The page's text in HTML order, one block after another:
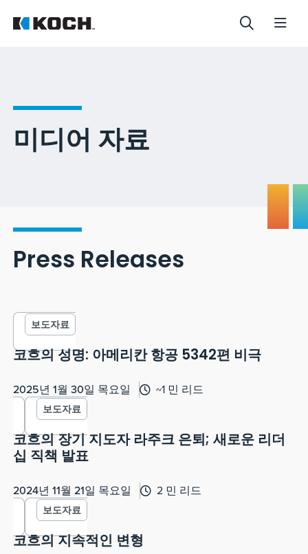
미디어 자료
Press Releases
보도자료
코흐의 성명: 아메리칸 항공 5342편 비극
2025년 1월 30일 목요일 ~1 민 리드
보도자료
코흐의 장기 지도자 라주크 은퇴; 새로운 리더
십 직책 발표
2024년 11월 21일 목요일 2 민 리드
보도자료
코흐의 지속적인 변형